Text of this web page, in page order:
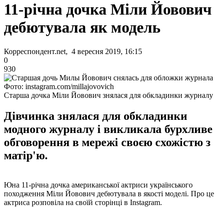
11-річна дочка Міли Йовович
дебютувала як модель
Корреспондент.net, 4 вересня 2019, 16:15
0
930
Фото: instagram.com/millajovovich
Старша дочка Міли Йовович знялася для обкладинки журналу
Дівчинка знялася для обкладинки
модного журналу і викликала бурхливе
обговорення в мережі своєю схожістю з
матір'ю.
Юна 11-річна дочка американської актриси українського
походження Міли Йовович дебютувала в якості моделі. Про це
актриса розповіла на своїй сторінці в Instagram.